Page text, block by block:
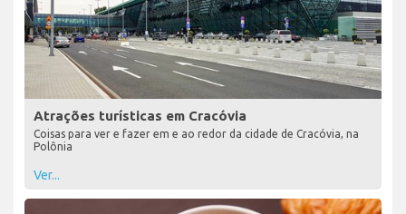
Atrações turísticas em Cracóvia
Coisas para ver e fazer em e ao redor da cidade de Cracóvia, na
Polônia
Ver...